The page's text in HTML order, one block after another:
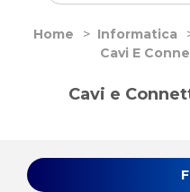
Home > Informatica
Cavi E
Cavi e